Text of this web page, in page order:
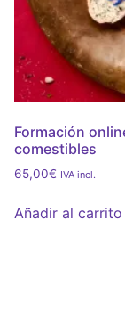
Formación
comestibles
65,00€ IVA incl.
Añadir al carrito